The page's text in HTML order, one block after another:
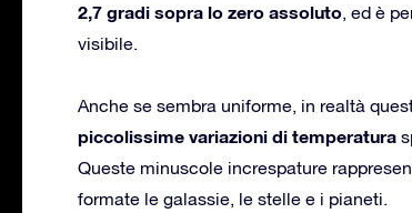
2,7 gradi sopra lo zero assoluto, ed è
visibile.
Anche se sembra uniforme, in realtà
piccolissime variazioni di temperatura
Queste minuscole increspature
formate le galassie, le stelle e i pianeti.